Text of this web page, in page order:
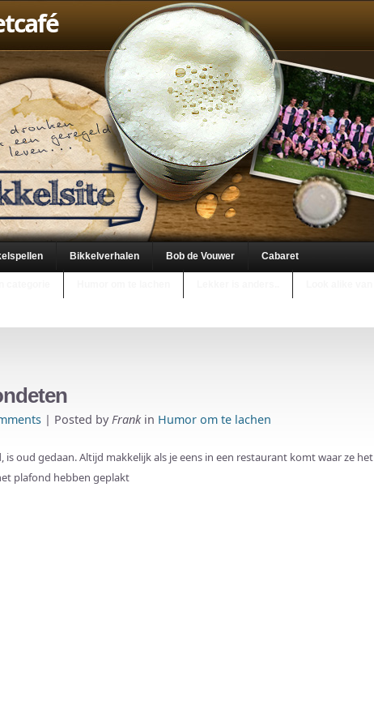
Bikkelverhalen Bob de Vouwer Cabaret
| Posted byFrankin Humor om te lachen
is oud gedaan. Altijd makkelijk als je eens in een restaurant komt waar ze het
plafond hebben geplakt